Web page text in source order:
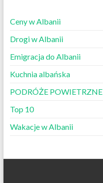
Ceny w Albanii
Drogi w Albanii
Emigracja do Albanii
Kuchnia albańska
PODRÓŻE POWIETRZNE
Top 10
Wakacje w Albanii